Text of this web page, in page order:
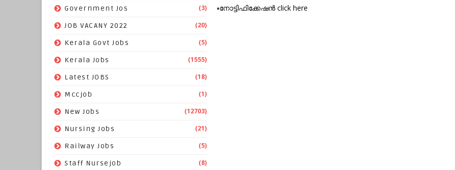
Government Jos (3)
JOB VACANY 2022 (20)
Kerala Govt Jobs (5)
Kerala Jobs (1555)
Latest JOBS (18)
Mccjob (1)
New Jobs (12703)
Nursing Jobs (21)
Railway Jobs (5)
Staff Nursejob (8)
▪️നോട്ടിഫിക്കേഷൻ click here